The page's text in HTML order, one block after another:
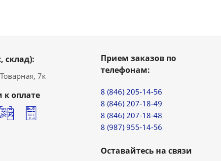
склад):
7к
оплате
Прием заказов по
телефонам:
8 (846) 205-14-56
8 (846) 207-18-49
8 (846) 207-18-48
8 (987) 955-14-56
Оставайтесь на связи